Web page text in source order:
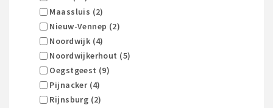
Maassluis (2)
Nieuw-Vennep (2)
Noordwijk (4)
Noordwijkerhout (5)
Oegstgeest (9)
Pijnacker (4)
Rijnsburg (2)